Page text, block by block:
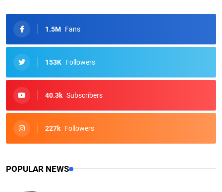
1.5M Fans
153K Followers
40.3k Subscribers
227k Followers
POPULAR NEWS